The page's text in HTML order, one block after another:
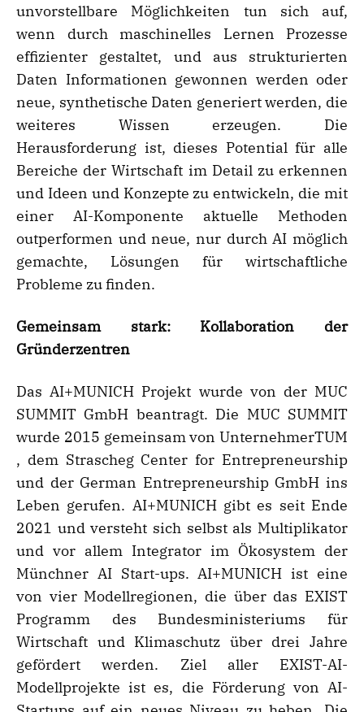
unvorstellbare Möglichkeiten tun sich auf,
wenn durch maschinelles Lernen Prozesse
effizienter gestaltet, und aus strukturierten
Daten Informationen gewonnen werden oder
neue, synthetische Daten generiert werden, die
weiteres Wissen erzeugen. Die
Herausforderung ist, dieses Potential für alle
Bereiche der Wirtschaft im Detail zu erkennen
und Ideen und Konzepte zu entwickeln, die mit
einer AI-Komponente aktuelle Methoden
outperformen und neue, nur durch AI möglich
gemachte, Lösungen für wirtschaftliche
Probleme zu finden.
Gemeinsam stark: Kollaboration der
Gründerzentren
Das AI+MUNICH Projekt wurde von der MUC
SUMMIT GmbH beantragt. Die MUC SUMMIT
wurde 2015 gemeinsam von UnternehmerTUM
, dem Strascheg Center for Entrepreneurship
und der German Entrepreneurship GmbH ins
Leben gerufen. AI+MUNICH gibt es seit Ende
2021 und versteht sich selbst als Multiplikator
und vor allem Integrator im Ökosystem der
Münchner AI Start-ups. AI+MUNICH ist eine
von vier Modellregionen, die über das EXIST
Programm des Bundesministeriums für
Wirtschaft und Klimaschutz über drei Jahre
gefördert werden. Ziel aller EXIST-AI-
Modellprojekte ist es, die Förderung von AI-